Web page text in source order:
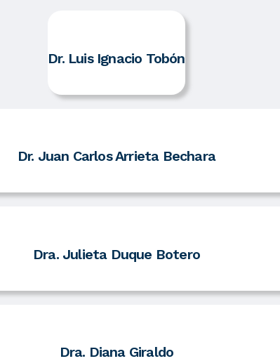
Dr. Luis Ignacio Tobón
Dr. Juan Carlos Arrieta Bechara
Dra. Julieta Duque Botero
Dra. Diana Giraldo